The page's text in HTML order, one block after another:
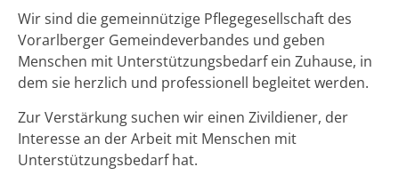
Wir sind die gemeinnützige Pflegegesellschaft des
Vorarlberger Gemeindeverbandes und geben
Menschen mit Unterstützungsbedarf ein Zuhause, in
dem sie herzlich und professionell begleitet werden.
Zur Verstärkung suchen wir einen Zivildiener, der
Interesse an der Arbeit mit Menschen mit
Unterstützungsbedarf hat.